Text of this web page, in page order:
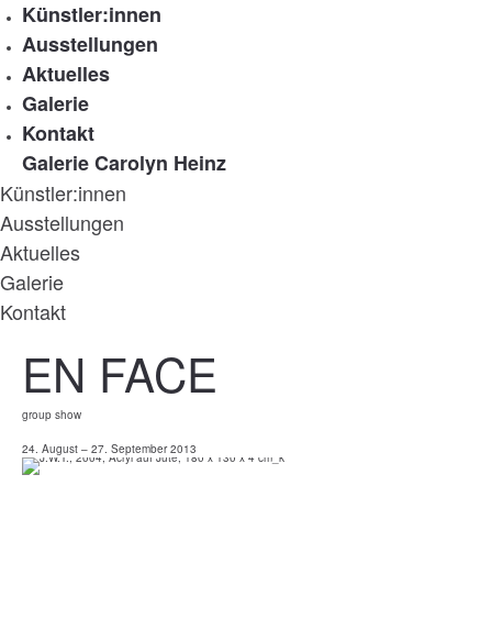
Künstler:innen
Ausstellungen
Aktuelles
Galerie
Kontakt
Galerie Carolyn Heinz
Künstler:innen
Ausstellungen
Aktuelles
Galerie
Kontakt
EN FACE
group show
24. August – 27. September 2013